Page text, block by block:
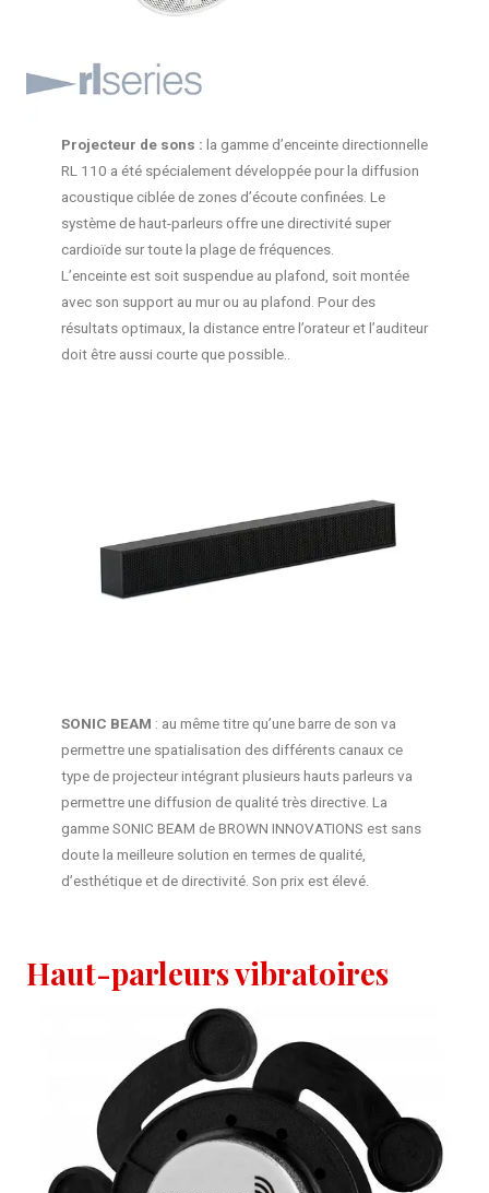
Projecteur de sons : la gamme d’enceinte directionnelle
RL 110 a été spécialement développée pour la diffusion
acoustique ciblée de zones d’écoute confinées. Le
système de haut-parleurs offre une directivité super
cardioïde sur toute la plage de fréquences.
L’enceinte est soit suspendue au plafond, soit montée
avec son support au mur ou au plafond. Pour des
résultats optimaux, la distance entre l’orateur et l’auditeur
doit être aussi courte que possible..
SONIC BEAM : au même titre qu’une barre de son va
permettre une spatialisation des différents canaux ce
type de projecteur intégrant plusieurs hauts parleurs va
permettre une diffusion de qualité très directive. La
gamme SONIC BEAM de BROWN INNOVATIONS est sans
doute la meilleure solution en termes de qualité,
d’esthétique et de directivité. Son prix est élevé.
Haut-parleurs vibratoires